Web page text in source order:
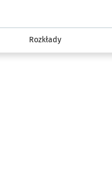
Rozkłady